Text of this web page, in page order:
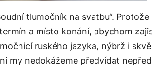
tlumočník na svatbu“.
a místo konání, abychom
ruského jazyka, nýbrž i
my nedokážeme předvídat